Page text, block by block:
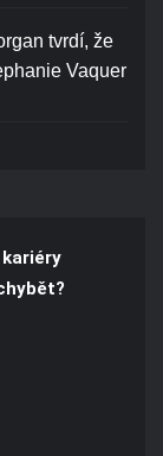
tvrdí, že
Vaquer